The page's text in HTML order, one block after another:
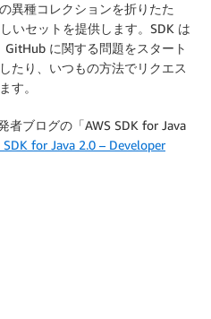
異種コレクションを折りたた
いセットを提供します。SDK は
に関する問題をスタート
たり、いつもの方法でリクエス
す。
者ブログの「AWS SDK for Java
SDK for Java 2.0 – Developer